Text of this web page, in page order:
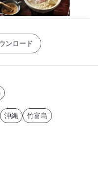
ンロード
沖縄 竹富島